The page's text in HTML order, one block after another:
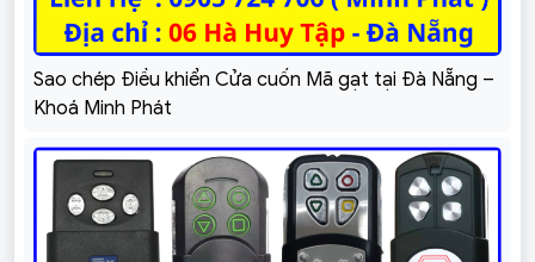
Sao chép Điều khiển Cửa cuốn Mã gạt tại Đà Nẵng –
Khoá Minh Phát